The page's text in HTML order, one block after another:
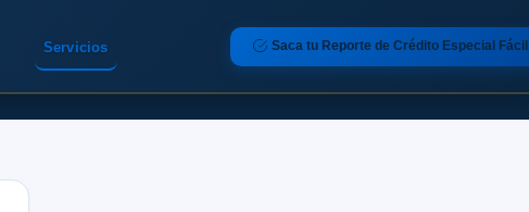
Servicios Saca tu Reporte de Crédito Especial Fácil